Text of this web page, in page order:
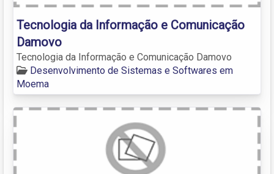
Tecnologia da Informação e Comunicação
Damovo
Tecnologia da Informação e Comunicação Damovo
Desenvolvimento de Sistemas e Softwares em
Moema